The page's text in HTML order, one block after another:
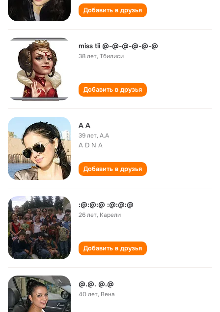
Добавить в друзья
miss tii @-@-@-@-@-@
38 лет,Тбилиси
Добавить в друзья
A A
39 лет,A.A
A D N A
Добавить в друзья
:@:@:@ :@:@:@
26 лет, Карели
Добавить в друзья
@.@. @.@
40 лет, Вена